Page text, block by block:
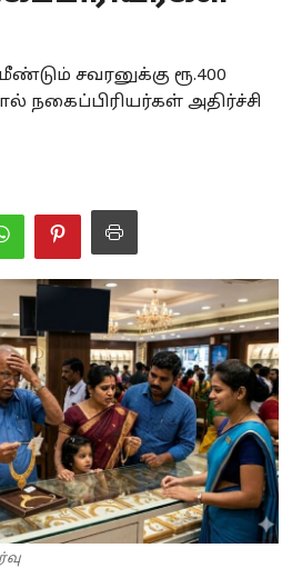
சவரனுக்கு ரூ.400
நகைப்பிரியர்கள் அதிர்ச்சி